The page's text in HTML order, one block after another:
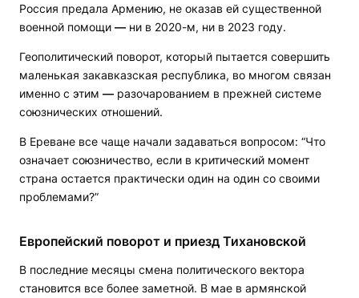
Россия предала Армению, не оказав ей существенной
военной помощи — ни в 2020-м, ни в 2023 году.
Геополитический поворот, который пытается совершить
маленькая закавказская республика, во многом связан
именно с этим — разочарованием в прежней системе
союзнических отношений.
В Ереване все чаще начали задаваться вопросом: “Что
означает союзничество, если в критический момент
страна остается практически один на один со своими
проблемами?”
Европейский поворот и приезд Тихановской
В последние месяцы смена политического вектора
становится все более заметной. В мае в армянской